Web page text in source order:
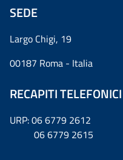
SEDE
Largo Chigi, 19
00187 Roma - Italia
RECAPITI TELEFONICI
URP: 06 6779 2612
06 6779 2615